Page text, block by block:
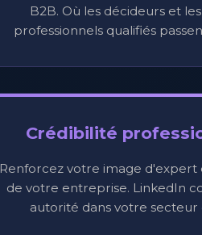
B2B. Où les décideurs et
professionnels qualifiés
Crédibilité
Renforcez votre image d'expert
de votre entreprise. LinkedIn
autorité dans votre secteur